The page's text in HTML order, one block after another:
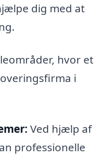
dig med at
hvor et
i
Ved hjælp af
professionelle